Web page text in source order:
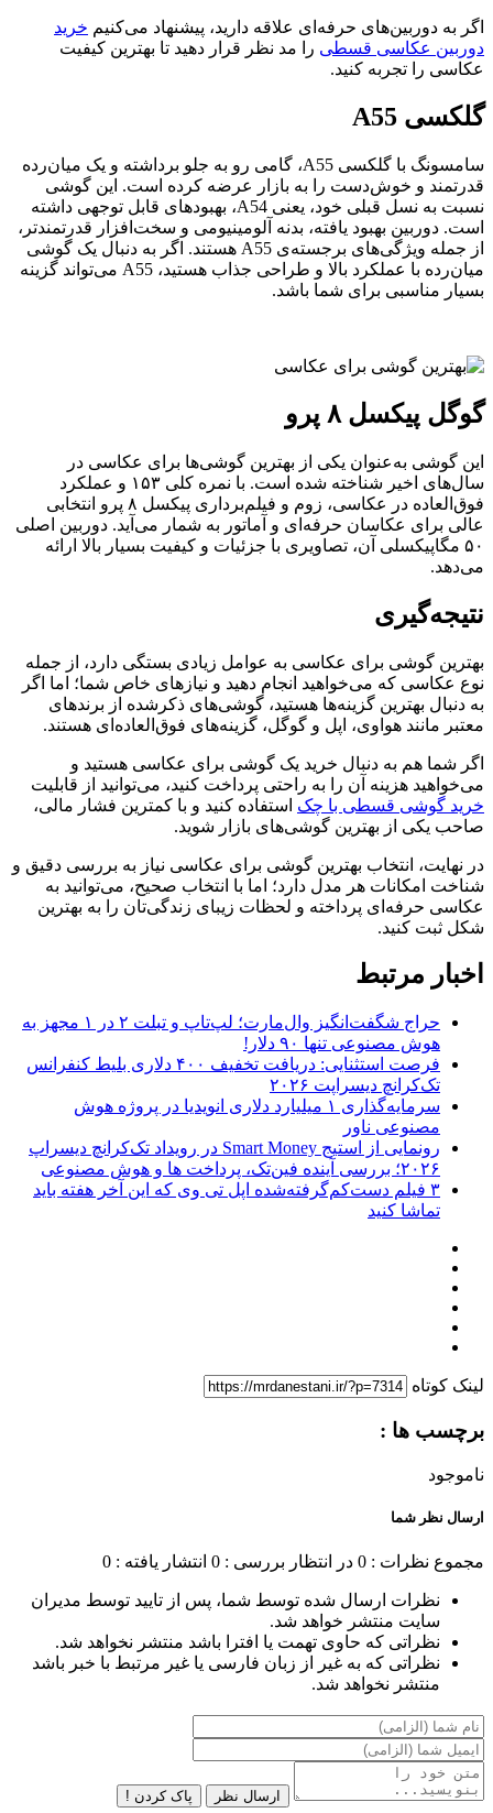
اگر به دوربین‌های حرفه‌ای علاقه دارید، پیشنهاد می‌کنیم خرید
دوربین عکاسی قسطی را مد نظر قرار دهید تا بهترین کیفیت
عکاسی را تجربه کنید.
گلکسی A55
سامسونگ با گلکسی A55، گامی رو به جلو برداشته و یک میان‌رده
قدرتمند و خوش‌دست را به بازار عرضه کرده است. این گوشی
نسبت به نسل قبلی خود، یعنی A54، بهبودهای قابل توجهی داشته
است. دوربین بهبود یافته، بدنه آلومینیومی و سخت‌افزار قدرتمندتر،
از جمله ویژگی‌های برجسته‌ی A55 هستند. اگر به دنبال یک گوشی
میان‌رده با عملکرد بالا و طراحی جذاب هستید، A55 می‌تواند گزینه
بسیار مناسبی برای شما باشد.
گوگل پیکسل ۸ پرو
این گوشی به‌عنوان یکی از بهترین گوشی‌ها برای عکاسی در
سال‌های اخیر شناخته شده است. با نمره کلی ۱۵۳ و عملکرد
فوق‌العاده در عکاسی، زوم و فیلم‌برداری پیکسل ۸ پرو انتخابی
عالی برای عکاسان حرفه‌ای و آماتور به شمار می‌آید. دوربین اصلی
۵۰ مگاپیکسلی آن، تصاویری با جزئیات و کیفیت بسیار بالا ارائه
می‌دهد.
نتیجه‌گیری
بهترین گوشی برای عکاسی به عوامل زیادی بستگی دارد، از جمله
نوع عکاسی که می‌خواهید انجام دهید و نیازهای خاص شما؛ اما اگر
به دنبال بهترین گزینه‌ها هستید، گوشی‌های ذکرشده از برندهای
معتبر مانند هواوی، اپل و گوگل، گزینه‌های فوق‌العاده‌ای هستند.
اگر شما هم به دنبال خرید یک گوشی برای عکاسی هستید و
می‌خواهید هزینه آن را به راحتی پرداخت کنید، می‌توانید از قابلیت
خرید گوشی قسطی با چک استفاده کنید و با کمترین فشار مالی،
صاحب یکی از بهترین گوشی‌های بازار شوید.
در نهایت، انتخاب بهترین گوشی برای عکاسی نیاز به بررسی دقیق و
شناخت امکانات هر مدل دارد؛ اما با انتخاب صحیح، می‌توانید به
عکاسی حرفه‌ای پرداخته و لحظات زیبای زندگی‌تان را به بهترین
شکل ثبت کنید.
اخبار مرتبط
حراج شگفت‌انگیز وال‌مارت؛ لپ‌تاپ و تبلت ۲ در ۱ مجهز به
هوش مصنوعی تنها ۹۰ دلار!
فرصت استثنایی: دریافت تخفیف ۴۰۰ دلاری بلیط کنفرانس
تک‌کرانچ دیسراپت ۲۰۲۶
سرمایه‌گذاری ۱ میلیارد دلاری انویدیا در پروژه هوش
مصنوعی ناور
رونمایی از استیج Smart Money در رویداد تک‌کرانچ دیسراپ
۲۰۲۶؛ بررسی آینده فین‌تک، پرداخت‌ ها و هوش مصنوعی
۳ فیلم دست‌کم‌گرفته‌شده اپل تی وی که این آخر هفته باید
تماشا کنید
لینک کوتاه
برچسب ها :
ناموجود
ارسال نظر شما
مجموع نظرات : 0 در انتظار بررسی : 0 انتشار یافته : 0
نظرات ارسال شده توسط شما، پس از تایید توسط مدیران
سایت منتشر خواهد شد.
نظراتی که حاوی تهمت یا افترا باشد منتشر نخواهد شد.
نظراتی که به غیر از زبان فارسی یا غیر مرتبط با خبر باشد
منتشر نخواهد شد.
ارسال نظر پاک کردن !